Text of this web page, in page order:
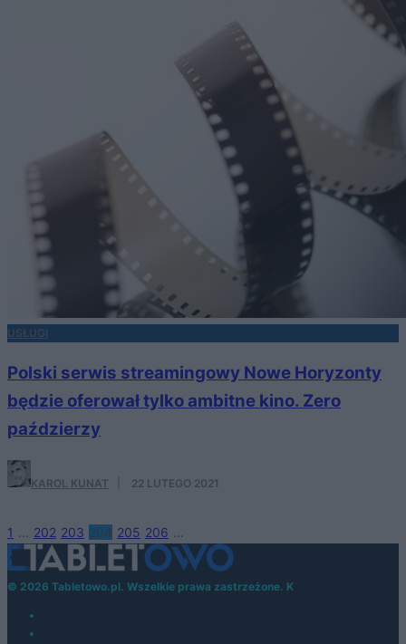
USŁUGI
Polski serwis streamingowy Nowe Horyzonty
będzie oferował tylko ambitne kino. Zero
paździerzy
KAROL KUNAT 22 LUTEGO 2021
1 … 202 203 204 205 206 …
© 2026 Tabletowo.pl. Wszelkie prawa zastrzeżone. K